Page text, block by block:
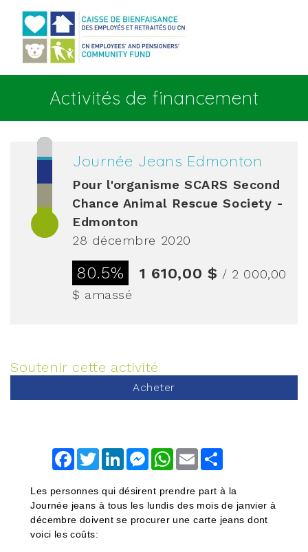
Activités de financement
Journée Jeans Edmonton
Pour l'organisme SCARS Second
Chance Animal Rescue Society -
Edmonton
28 décembre 2020
80.5% 1 610,00 $ / 2 000,00
$ amassé
Soutenir cette activité
Acheter
FacebookTwitterLinkedInMessengerWhatsApp
Email
Les personnes qui désirent prendre part à la
Journée jeans à tous les lundis des mois de janvier à
décembre doivent se procurer une carte jeans dont
voici les coûts: